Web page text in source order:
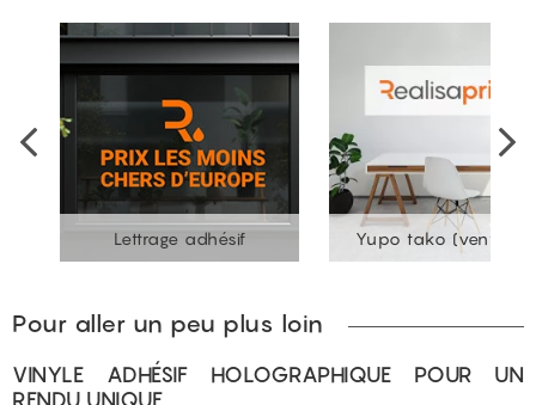
Lettrage adhésif Yupo tako
Pour aller un peu plus loin
VINYLE ADHÉSIF HOLOGRAPHIQUE POUR UN
RENDU UNIQUE